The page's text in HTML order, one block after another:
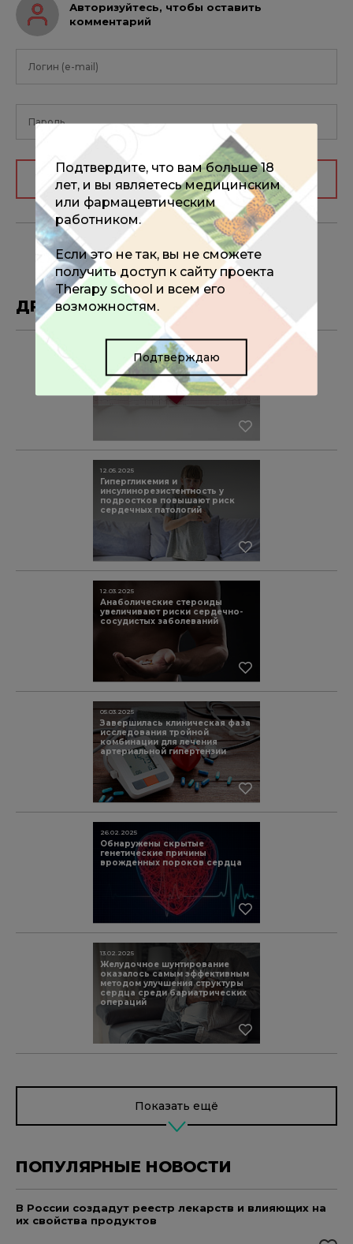
Авторизуйтесь, чтобы оставить
комментарий
Авторизоваться
ДРУГИЕ МАТЕРИАЛЫ ПО ТЕМЕ
SGLT2-ингибиторы и более
низкий риск фибрилляции
предсердий у пациентов с
сахарным диабетом 2-го типа
Гипергликемия и
инсулинорезистентность у
подростков повышают риск
сердечных патологий
12.05.2025
Анаболические стероиды
увеличивают риски сердечно-
сосудистых заболеваний
12.03.2025
Завершилась клиническая фаза
исследования тройной
комбинации для лечения
артериальной гипертензии
05.03.2025
Обнаружены скрытые
генетические причины
врожденных пороков сердца
26.02.2025
Желудочное шунтирование
оказалось самым эффективным
методом улучшения структуры
сердца среди бариатрических
операций
13.02.2025
Показать ещё
ПОПУЛЯРНЫЕ НОВОСТИ
В России создадут реестр лекарств и влияющих на
их свойства продуктов
Подтвердите, что вам больше 18
лет, и вы являетесь медицинским
или фармацевтическим
работником.
Если это не так, вы не сможете
получить доступ к сайту проекта
Therapy school и всем его
возможностям.
Подтверждаю